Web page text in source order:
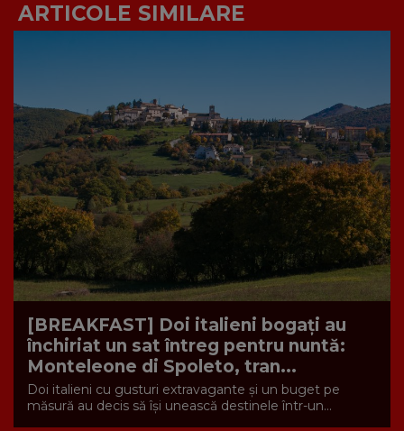
ARTICOLE SIMILARE
[BREAKFAST] Doi italieni bogați au
închiriat un sat întreg pentru nuntă:
Monteleone di Spoleto, tran...
Doi italieni cu gusturi extravagante și un buget pe
măsură au decis să își unească destinele într-un...